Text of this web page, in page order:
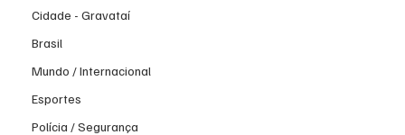
Cidade - Gravataí
Brasil
Mundo / Internacional
Esportes
Polícia / Segurança